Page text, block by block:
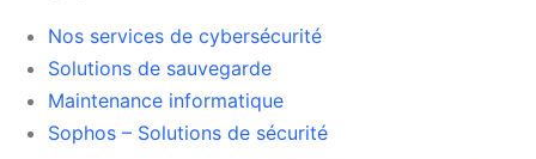
Nos services de cybersécurité
Solutions de sauvegarde
Maintenance informatique
Sophos – Solutions de sécurité